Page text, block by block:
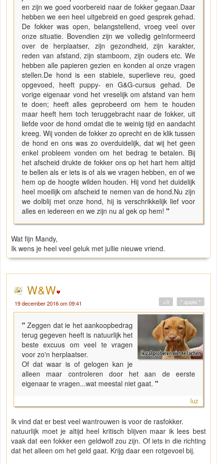
en zijn we goed voorbereid naar de fokker gegaan.Daar
hebben we een heel uitgebreid en goed gesprek gehad.
De fokker was open, belangstellend, vroeg veel over
onze situatie. Bovendien zijn we volledig geïnformeerd
over de herplaatser, zijn gezondheid, zijn karakter,
reden van afstand, zijn stamboom, zijn ouders etc. We
hebben alle papieren gezien en konden al onze vragen
stellen.De hond is een stabiele, superlieve reu, goed
opgevoed, heeft puppy- en G&G-cursus gehad. De
vorige eigenaar vond het vreselijk om afstand van hem
te doen; heeft alles geprobeerd om hem te houden
maar heeft hem toch teruggebracht naar de fokker, uit
liefde voor de hond omdat die te weinig tijd en aandacht
kreeg. Wij vonden de fokker zo oprecht en de klik tussen
de hond en ons was zo overduidelijk, dat wij het geen
enkel probleem vonden om het bedrag te betalen. Bij
het afscheid drukte de fokker ons op het hart hem altijd
te bellen als er iets is of als we vragen hebben, en of we
hem op de hoogte wilden houden. Hij vond het duidelijk
heel moeilijk om afscheid te nemen van de hond.Nu zijn
we dolblij met onze hond, hij is verschrikkelijk lief voor
alles en iedereen en we zijn nu al gek op hem! "
Wat fijn Mandy,
Ik wens je heel veel geluk met jullie nieuwe vriend.
W&W
19 december 2016 om 09:41 " quote "
+0
"Zeggen dat ie het aankoopbedrag
terug gegeven heeft is natuurlijk het
beste excuus om veel te vragen
voor zo'n herplaatser.
Of dat waar is of gelogen kan je
alleen maar controleren door het aan de eerste
eigenaar te vragen...wat meestal niet gaat. "
luz
Ik vind dat er best veel wantrouwen is voor de rasfokker.
natuurlijk moet je altijd heel kritisch blijven maar ik lees best
vaak dat een fokker een geldwolf zou zijn. Of iets in die richting
dat het alleen om het geld gaat. Krijg daar een rotgevoel bij.